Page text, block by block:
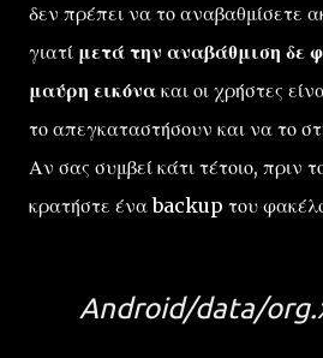
δεν πρέπει να το αναβαθμίσετε
γιατί μετά την αναβάθμιση δε
μαύρη εικόνα και οι χρήστες
το απεγκαταστήσουν και να το
Αν σας συμβεί κάτι τέτοιο, πριν
κρατήστε ένα backup του
Android/data/